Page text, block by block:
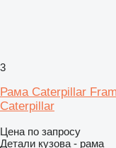
3
Рама Caterpillar
Caterpillar
Цена по запросу
Детали кузова - рама